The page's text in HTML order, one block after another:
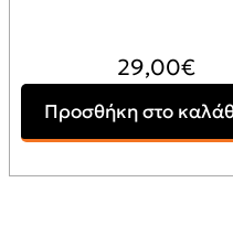
29,00€
Προσθήκη στο